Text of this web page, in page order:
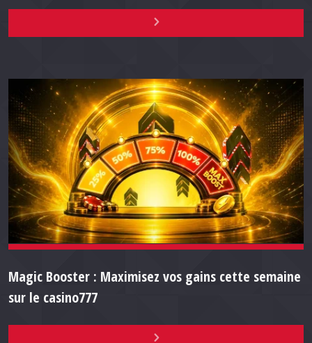
Magic Booster : Maximisez vos gains cette semaine
sur le casino777